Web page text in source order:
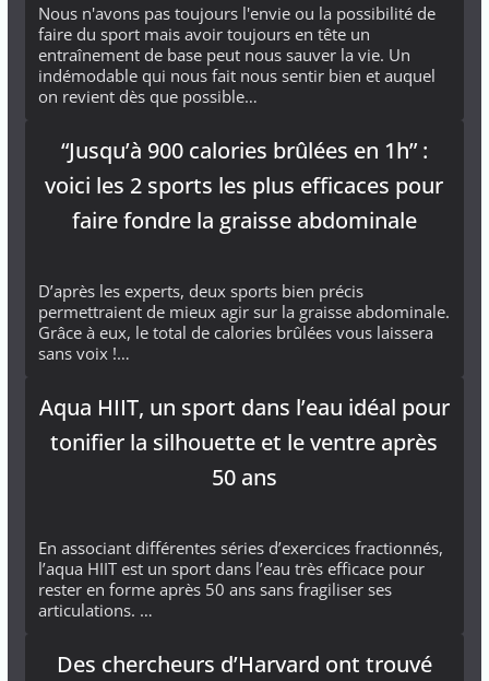
Nous n'avons pas toujours l'envie ou la possibilité de
faire du sport mais avoir toujours en tête un
entraînement de base peut nous sauver la vie. Un
indémodable qui nous fait nous sentir bien et auquel
on revient dès que possible…
“Jusqu’à 900 calories brûlées en 1h” :
voici les 2 sports les plus efficaces pour
faire fondre la graisse abdominale
D’après les experts, deux sports bien précis
permettraient de mieux agir sur la graisse abdominale.
Grâce à eux, le total de calories brûlées vous laissera
sans voix !…
Aqua HIIT, un sport dans l’eau idéal pour
tonifier la silhouette et le ventre après
50 ans
En associant différentes séries d’exercices fractionnés,
l’aqua HIIT est un sport dans l’eau très efficace pour
rester en forme après 50 ans sans fragiliser ses
articulations. …
Des chercheurs d’Harvard ont trouvé